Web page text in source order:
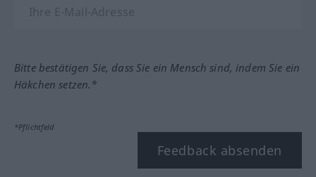
Bitte bestätigen Sie, dass Sie ein Mensch sind, indem Sie ein
Häkchen setzen.*
*Pflichtfeld
Feedback absenden